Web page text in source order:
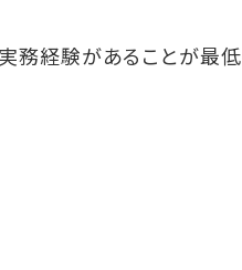
務経験があることが最